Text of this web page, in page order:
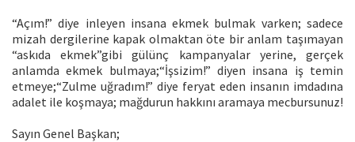
“Açım!” diye inleyen insana ekmek bulmak varken; sadece
mizah dergilerine kapak olmaktan öte bir anlam taşımayan
“askıda ekmek”gibi gülünç kampanyalar yerine, gerçek
anlamda ekmek bulmaya;“İşsizim!” diyen insana iş temin
etmeye;“Zulme uğradım!” diye feryat eden insanın imdadına
adalet ile koşmaya; mağdurun hakkını aramaya mecbursunuz!
Sayın Genel Başkan;